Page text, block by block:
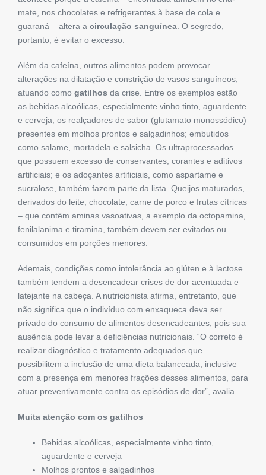
mate, nos chocolates e refrigerantes à base de cola e
guaraná – altera a circulação sanguínea. O segredo,
portanto, é evitar o excesso.
Além da cafeína, outros alimentos podem provocar
alterações na dilatação e constrição de vasos sanguíneos,
atuando como gatilhos da crise. Entre os exemplos estão
as bebidas alcoólicas, especialmente vinho tinto, aguardente
e cerveja; os realçadores de sabor (glutamato monossódico)
presentes em molhos prontos e salgadinhos; embutidos
como salame, mortadela e salsicha. Os ultraprocessados
que possuem excesso de conservantes, corantes e aditivos
artificiais; e os adoçantes artificiais, como aspartame e
sucralose, também fazem parte da lista. Queijos maturados,
derivados do leite, chocolate, carne de porco e frutas cítricas
– que contêm aminas vasoativas, a exemplo da octopamina,
fenilalanima e tiramina, também devem ser evitados ou
consumidos em porções menores.
Ademais, condições como intolerância ao glúten e à lactose
também tendem a desencadear crises de dor acentuada e
latejante na cabeça. A nutricionista afirma, entretanto, que
não significa que o indivíduo com enxaqueca deva ser
privado do consumo de alimentos desencadeantes, pois sua
ausência pode levar a deficiências nutricionais. “O correto é
realizar diagnóstico e tratamento adequados que
possibilitem a inclusão de uma dieta balanceada, inclusive
com a presença em menores frações desses alimentos, para
atuar preventivamente contra os episódios de dor”, avalia.
Muita atenção com os gatilhos
Bebidas alcoólicas, especialmente vinho tinto,
aguardente e cerveja
Molhos prontos e salgadinhos